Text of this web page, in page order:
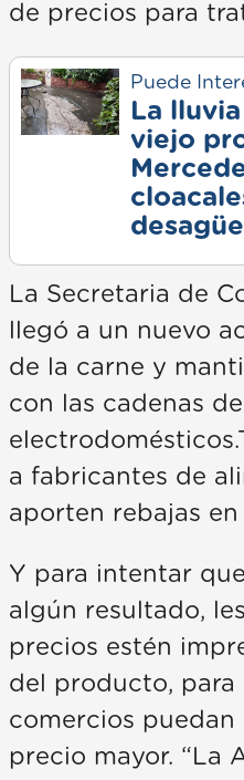
de precios para
Puede
La
viejo
La Secretaria de
llegó a un nuevo
de la carne y
con las cadenas de
a fabricantes de
aporten rebajas
Y para intentar
algún resultado,
precios estén
del producto, para
comercios puedan
precio mayor. “La